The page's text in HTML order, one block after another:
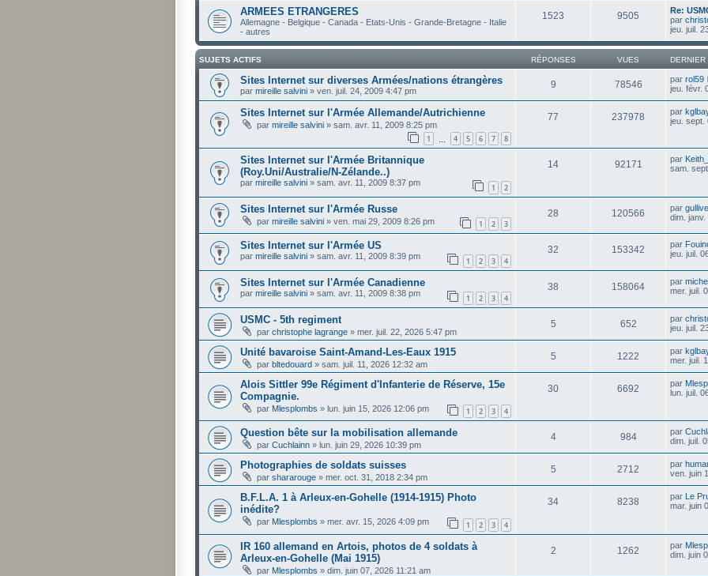
ARMEES ETRANGERES
Allemagne - Belgique - Canada - Etats-Unis - Grande-Bretagne - Italie
- autres
1523 9505
Re:
par
jeu. juil.
SUJETS ACTIFS RÉPONSES VUES
Sites Internet sur diverses Armées/nations étrangères
par mireille salvini » ven. juil. 24, 2009 4:47 pm
9 78546 par rol59
jeu. févr.
Sites Internet sur l'Armée Allemande/Autrichienne
par mireille salvini » sam. avr. 11, 2009 8:25 pm
1 4 5 6 7 8
77 237978 par
jeu. sept.
Sites Internet sur l'Armée Britannique
(Roy.Uni/Australie/N-Zélande..)
par mireille salvini » sam. avr. 11, 2009 8:37 pm 1 2
14 92171 par
sam.
Sites Internet sur l'Armée Russe
par mireille salvini » ven. mai 29, 2009 8:26 pm 1 2 3
28 120566 par
dim.
Sites Internet sur l'Armée US
par mireille salvini » sam. avr. 11, 2009 8:39 pm 1 2 3 4
32 153342 par
jeu. juil.
Sites Internet sur l'Armée Canadienne
par mireille salvini » sam. avr. 11, 2009 8:38 pm 1 2 3 4
38 158064 par
mer. juil.
USMC - 5th regiment
par christophe lagrange » mer. juil. 22, 2026 5:47 pm
5 652 par
jeu. juil.
Unité bavaroise Saint-Amand-Les-Eaux 1915
par bltedouard » sam. juil. 11, 2026 12:32 am
5 1222 par
mer. juil.
Alois Sittler 99e Régiment d'Infanterie de Réserve, 15e
Compagnie.
par Mlesplombs » lun. juin 15, 2026 12:06 pm 1 2 3 4
30 6692 par
lun. juil.
Question bête sur la mobilisation allemande
par Cuchlainn » lun. juin 29, 2026 10:39 pm
4 984 par
dim. juil.
Photographies de soldats suisses
par shararouge » mer. oct. 31, 2018 2:34 pm
5 2712 par
ven. juin
B.F.L.A. 1 à Arleux-en-Gohelle (1914-1915) Photo
inédite?
par Mlesplombs » mer. avr. 15, 2026 4:09 pm 1 2 3 4
34 8238 par
Le
mar. juin
IR 160 allemand en Artois, photos de 4 soldats à
Arleux-en-Gohelle (Mai 1915)
par Mlesplombs » dim. juin 07, 2026 11:21 am
2 1262 par
dim. juin